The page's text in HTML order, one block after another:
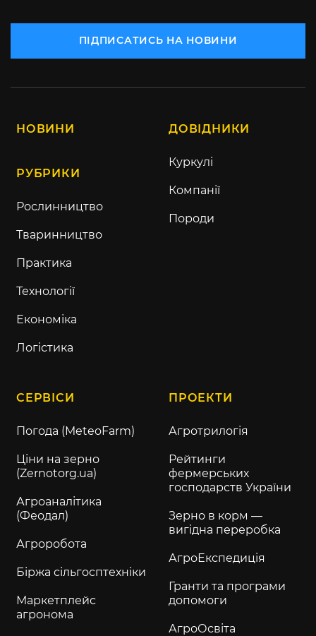
ПІДПИСАТИСЬ НА НОВИНИ
НОВИНИ
РУБРИКИ
Рослинництво
Тваринництво
Практика
Технології
Економіка
Логістика
ДОВІДНИКИ
Куркулі
Компанії
Породи
СЕРВІСИ
Погода (MeteoFarm)
Ціни на зерно
(Zernotorg.ua)
Агроаналітика
(Феодал)
Агроробота
Біржа сільгосптехніки
Маркетплейс
агронома
ПРОЕКТИ
Агротрилогія
Рейтинги
фермерських
господарств України
Зерно в корм —
вигідна переробка
АгроЕкспедиція
Гранти та програми
допомоги
АгроОсвіта